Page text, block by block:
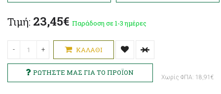
Τιμή: 23,45€ Παράδοση σε 1-3 ημέρες
- + ΚΑΛΆΘΙ
Χωρίς ΦΠΑ: 18,91€